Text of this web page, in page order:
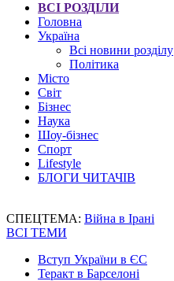
ВСІ РОЗДІЛИ
Головна
Україна
Всі новини розділу
Політика
Місто
Світ
Бізнес
Наука
Шоу-бізнес
Спорт
Lifestyle
БЛОГИ ЧИТАЧІВ
СПЕЦТЕМА: Війна в Ірані
ВСІ ТЕМИ
Вступ України в ЄС
Теракт в Барселоні